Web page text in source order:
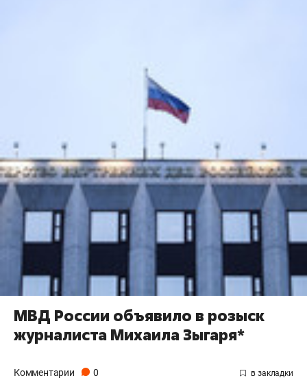
МВД России объявило в розыск
журналиста Михаила Зыгаря*
Комментарии 0